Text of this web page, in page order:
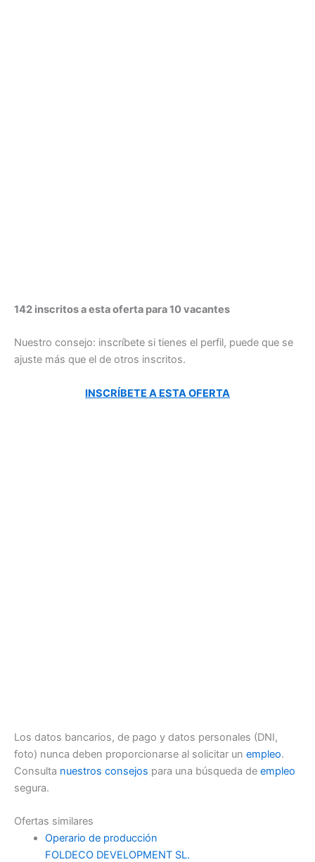
142 inscritos a esta oferta para 10 vacantes
Nuestro consejo: inscríbete si tienes el perfil, puede que se
ajuste más que el de otros inscritos.
INSCRÍBETE A ESTA OFERTA
Los datos bancarios, de pago y datos personales (DNI,
foto) nunca deben proporcionarse al solicitar un empleo.
Consulta nuestros consejos para una búsqueda de empleo
segura.
Ofertas similares
Operario de producción
FOLDECO DEVELOPMENT SL.